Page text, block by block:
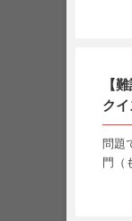
【
クイ
問題
門（